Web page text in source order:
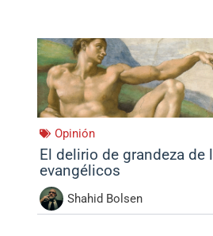
Opinión
El delirio de grandeza de
evangélicos
Shahid Bolsen